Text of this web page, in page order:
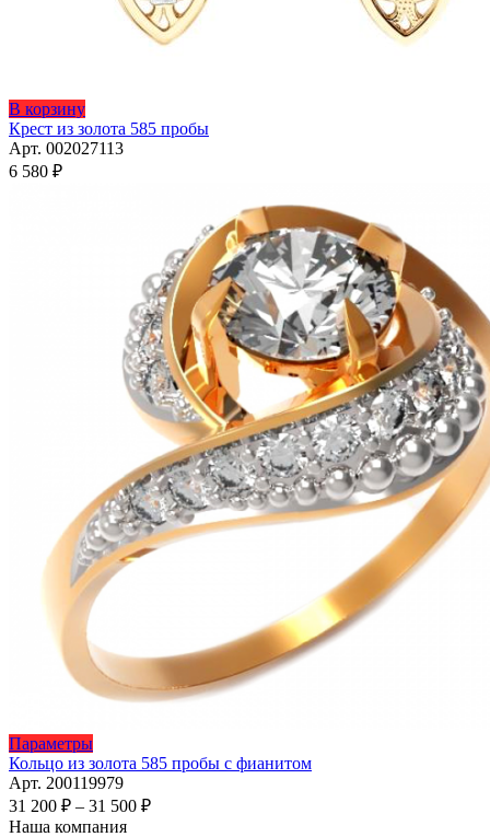
В корзину
Крест из золота 585 пробы
Арт. 002027113
6 580 ₽
ПараметрыЭтот
товар
имеет
несколько
вариаций.
Кольцо из золота 585 пробы с фианитом
Арт. 200119979
31 200 ₽ – 31 500 ₽Диапазон
Наша компания